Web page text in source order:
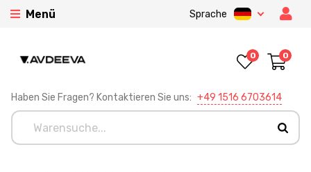
Menü Sprache
Haben Sie Fragen? Kontaktieren Sie uns: +49 1516 6703614
0 0